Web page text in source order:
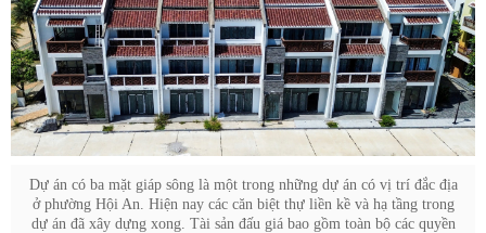
Dự án có ba mặt giáp sông là một trong những dự án có vị trí đắc địa
ở phường Hội An. Hiện nay các căn biệt thự liền kề và hạ tầng trong
dự án đã xây dựng xong. Tài sản đấu giá bao gồm toàn bộ các quyền